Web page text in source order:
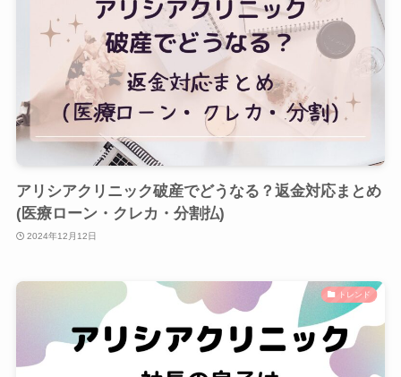
アリシアクリニック破産でどうなる？返金対応まとめ
(医療ローン・クレカ・分割払)
2024年12月12日
トレンド